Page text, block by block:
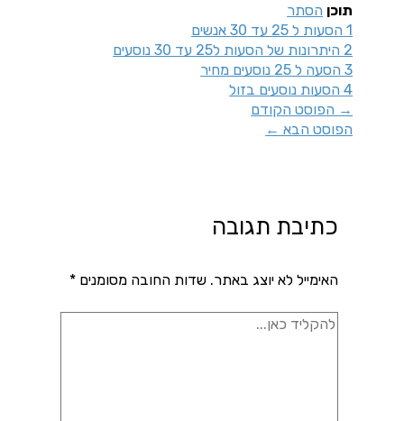
תוכן הסתר
1 הסעות ל 25 עד 30 אנשים
2 היתרונות של הסעות ל25 עד 30 נוסעים
3 הסעה ל 25 נוסעים מחיר
4 הסעות נוסעים בזול
→ הפוסט הקודם
הפוסט הבא ←
כתיבת תגובה
האימייל לא יוצג באתר. שדות החובה מסומנים*
להקליד